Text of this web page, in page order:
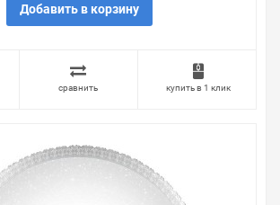
информация о товарах не
наличие и стоимость оборудования
помогут Вам в выборе оборудования и
него заказа.
без уведомления.
светодиодный Feron AL5301 60W
у нас всегда одни из лучших. Сравните
Добавить в корзину
сравнить купить в 1 клик